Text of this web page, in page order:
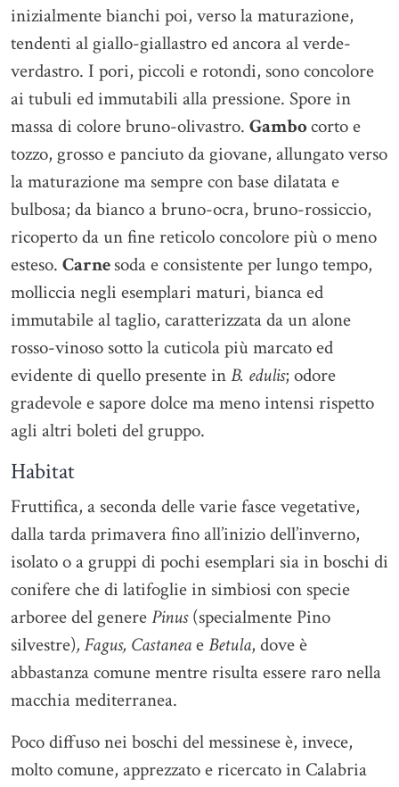
inizialmente bianchi poi, verso la maturazione,
tendenti al giallo-giallastro ed ancora al verde-
verdastro. I pori, piccoli e rotondi, sono concolore
ai tubuli ed immutabili alla pressione. Spore in
massa di colore bruno-olivastro. Gambocorto e
tozzo, grosso e panciuto da giovane, allungato verso
la maturazione ma sempre con base dilatata e
bulbosa; da bianco a bruno-ocra, bruno-rossiccio,
ricoperto da un fine reticolo concolore più o meno
esteso. Carnesoda e consistente per lungo tempo,
molliccia negli esemplari maturi, bianca ed
immutabile al taglio, caratterizzata da un alone
rosso-vinoso sotto la cuticola più marcato ed
evidente di quello presente inB. edulis; odore
gradevole e sapore dolce ma meno intensi rispetto
agli altri boleti del gruppo.
Habitat
Fruttifica, a seconda delle varie fasce vegetative,
dalla tarda primavera fino all’inizio dell’inverno,
isolato o a gruppi di pochi esemplari sia in boschi di
conifere che di latifoglie in simbiosi con specie
arboree del generePinus(specialmente Pino
silvestre), Fagus, CastaneaeBetula, dove è
abbastanza comune mentre risulta essere raro nella
macchia mediterranea.
Poco diffuso nei boschi del messinese è, invece,
molto comune, apprezzato e ricercato in Calabria